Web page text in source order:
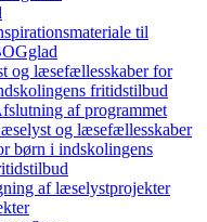
til
og læsefællesskaber for
fritidstilbud
af programmet
og læsefællesskaber
børn i indskolingens
af læselystprojekter